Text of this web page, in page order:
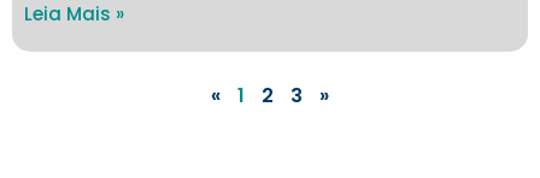
Leia Mais »
« 1 2 3 »